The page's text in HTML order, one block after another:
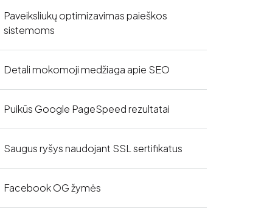
Paveiksliukų optimizavimas paieškos
sistemoms
Detali mokomoji medžiaga apie SEO
Puikūs Google PageSpeed rezultatai
Saugus ryšys naudojant SSL sertifikatus
Facebook OG žymės